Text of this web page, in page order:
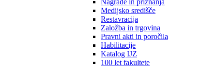
Nagrade in priznanja
Medijsko središče
Restavracija
Založba in trgovina
Pravni akti in poročila
Habilitacije
Katalog IJZ
100 let fakultete